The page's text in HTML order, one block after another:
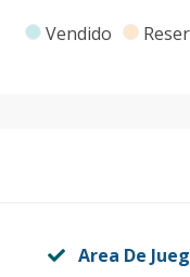
Vendido
Area De